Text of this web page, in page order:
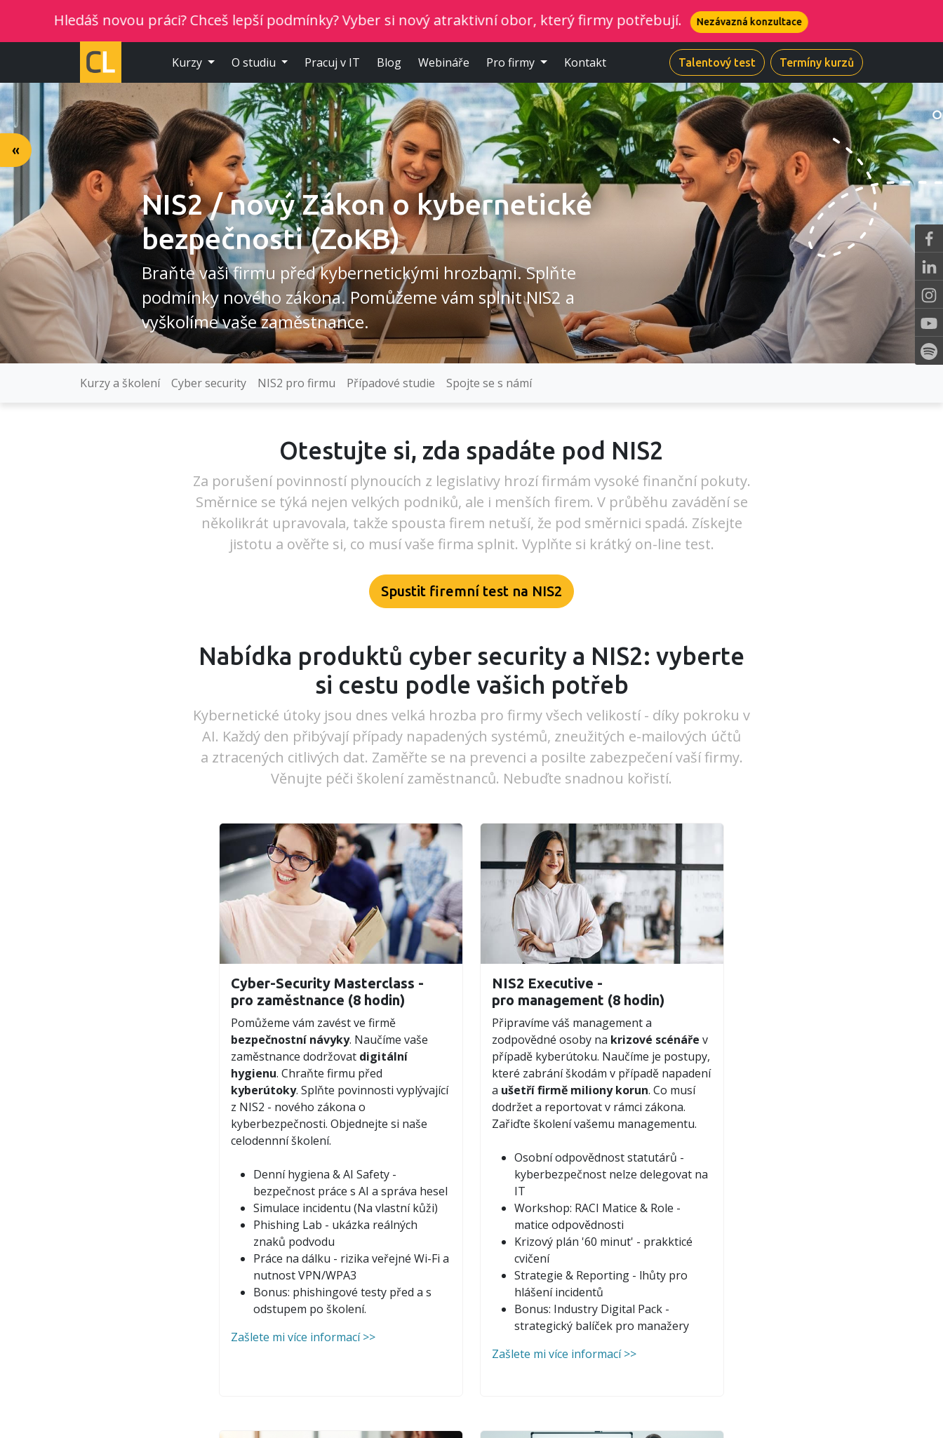
novou práci? Chceš lepší podmínky? Vyber si nový atraktivní obor, který firmy potřebují. Nezávazná konzultace
Kurzy O studiu Pracuj v IT Blog Webináře Pro firmy Kontakt Talentový test Termíny kurzů
«
NIS2 / nový Zákon o kybernetické
bezpečnosti (ZoKB)
Braňte vaši firmu před kybernetickými hrozbami. Splňte
podmínky nového zákona. Pomůžeme vám splnit NIS2 a
vyškolíme vaše zaměstnance.
Kurzy a školení Cyber security NIS2 pro firmu Případové studie Spojte se s námí
Otestujte si, zda spadáte pod NIS2
Za porušení povinností plynoucích z legislativy hrozí firmám vysoké finanční pokuty.
Směrnice se týká nejen velkých podniků, ale i menších firem. V průběhu zavádění se
několikrát upravovala, takže spousta firem netuší, že pod směrnici spadá. Získejte
jistotu a ověřte si, co musí vaše firma splnit. Vyplňte si krátký on-line test.
Spustit firemní test na NIS2
Nabídka produktů cyber security a NIS2: vyberte
si cestu podle vašich potřeb
Kybernetické útoky jsou dnes velká hrozba pro firmy všech velikostí - díky pokroku v
AI. Každý den přibývají případy napadených systémů, zneužitých e-mailových účtů
a ztracených citlivých dat. Zaměřte se na prevenci a posilte zabezpečení vaší firmy.
Věnujte péči školení zaměstnanců. Nebuďte snadnou kořistí.
Cyber-Security Masterclass -
pro zaměstnance (8 hodin)
Pomůžeme vám zavést ve firmě
bezpečnostní návyky. Naučíme vaše
zaměstnance dodržovat digitální
hygienu. Chraňte firmu před
kyberútoky. Splňte povinnosti vyplývající
z NIS2 - nového zákona o
kyberbezpečnosti. Objednejte si naše
celodennní školení.
Denní hygiena & AI Safety -
bezpečnost práce s AI a správa hesel
Simulace incidentu (Na vlastní kůži)
Phishing Lab - ukázka reálných
znaků podvodu
Práce na dálku - rizika veřejné Wi-Fi a
nutnost VPN/WPA3
Bonus: phishingové testy před a s
odstupem po školení.
Zašlete mi více informací >>
NIS2 Executive -
pro management (8 hodin)
Připravíme váš management a
zodpovědné osoby na krizové scénáře v
případě kyberútoku. Naučíme je postupy,
které zabrání škodám v případě napadení
a ušetří firmě miliony korun. Co musí
dodržet a reportovat v rámci zákona.
Zařiďte školení vašemu managementu.
Osobní odpovědnost statutárů -
kyberbezpečnost nelze delegovat na
IT
Workshop: RACI Matice & Role -
matice odpovědnosti
Krizový plán '60 minut' - prakkticé
cvičení
Strategie & Reporting - lhůty pro
hlášení incidentů
Bonus: Industry Digital Pack -
strategický balíček pro manažery
Zašlete mi více informací >>